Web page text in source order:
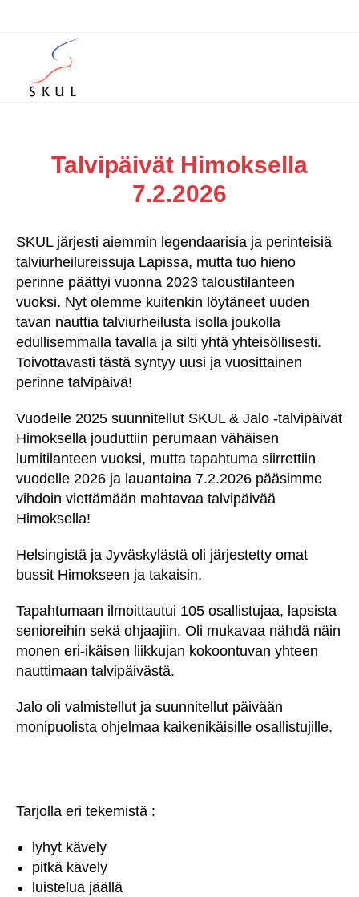
Talvipäivät Himoksella
7.2.2026
SKUL järjesti aiemmin legendaarisia ja perinteisiä
talviurheilureissuja Lapissa, mutta tuo hieno
perinne päättyi vuonna 2023 taloustilanteen
vuoksi. Nyt olemme kuitenkin löytäneet uuden
tavan nauttia talviurheilusta isolla joukolla
edullisemmalla tavalla ja silti yhtä yhteisöllisesti.
Toivottavasti tästä syntyy uusi ja vuosittainen
perinne talvipäivä!
Vuodelle 2025 suunnitellut SKUL & Jalo -talvipäivät
Himoksella jouduttiin perumaan vähäisen
lumitilanteen vuoksi, mutta tapahtuma siirrettiin
vuodelle 2026 ja lauantaina 7.2.2026 pääsimme
vihdoin viettämään mahtavaa talvipäivää
Himoksella!
Helsingistä ja Jyväskylästä oli järjestetty omat
bussit Himokseen ja takaisin.
Tapahtumaan ilmoittautui 105 osallistujaa, lapsista
senioreihin sekä ohjaajiin. Oli mukavaa nähdä näin
monen eri-ikäisen liikkujan kokoontuvan yhteen
nauttimaan talvipäivästä.
Jalo oli valmistellut ja suunnitellut päivään
monipuolista ohjelmaa kaikenikäisille osallistujille.
Tarjolla eri tekemistä :
lyhyt kävely
pitkä kävely
luistelua jäällä